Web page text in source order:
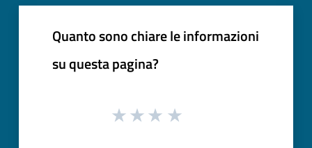
Quanto sono chiare le informazioni
su questa pagina?